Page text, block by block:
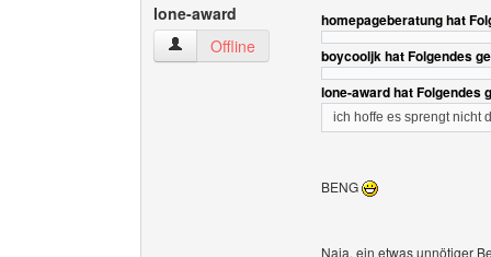
lone-award
lone-award Benutzer-Profile anzeigen
Offline
homepageberatung hat
boycooljk hat Folgendes
lone-award hat Folgendes
ich hoffe es sprengt nicht
BENG
Naja, ein etwas unnötiger